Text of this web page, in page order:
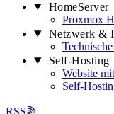
HomeServer
Proxmox
Netzwerk &
Self-Hosting
Website
Self-
RSS